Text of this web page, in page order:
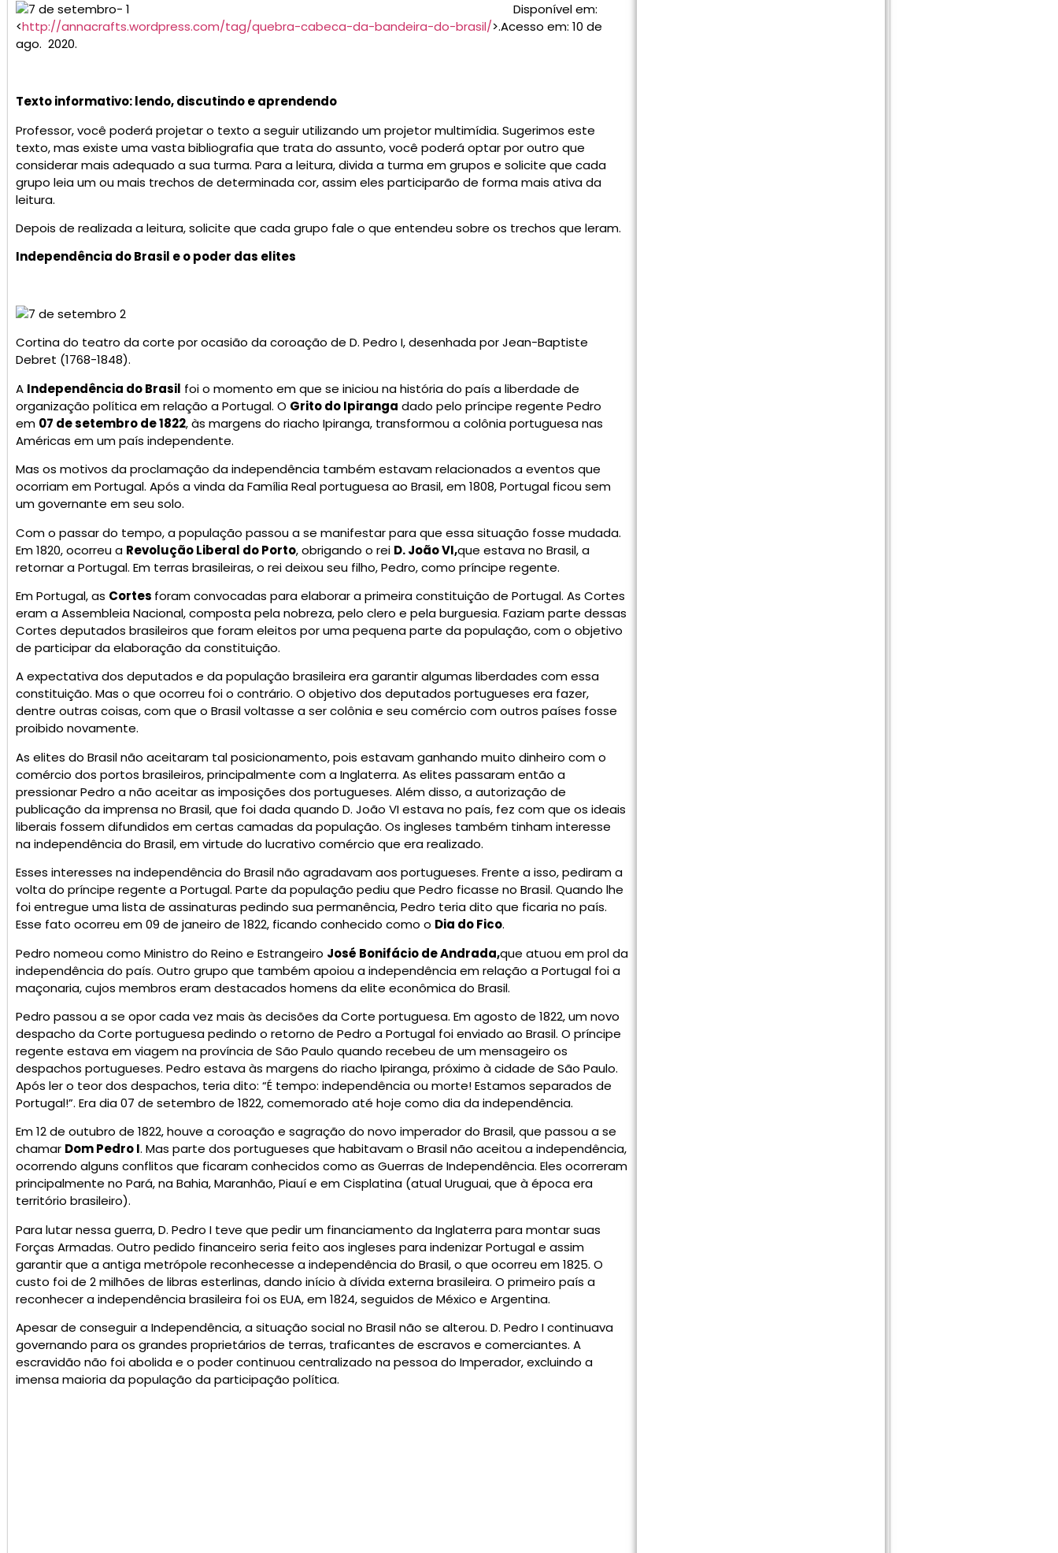
Disponível em:
<http://annacrafts.wordpress.com/tag/quebra-cabeca-da-bandeira-do-brasil/>.Acesso em: 10 de
ago. 2020.
Texto informativo: lendo, discutindo e aprendendo
Professor, você poderá projetar o texto a seguir utilizando um projetor multimídia. Sugerimos este
texto, mas existe uma vasta bibliografia que trata do assunto, você poderá optar por outro que
considerar mais adequado a sua turma. Para a leitura, divida a turma em grupos e solicite que cada
grupo leia um ou mais trechos de determinada cor, assim eles participarão de forma mais ativa da
leitura.
Depois de realizada a leitura, solicite que cada grupo fale o que entendeu sobre os trechos que leram.
Independência do Brasil e o poder das elites
Cortina do teatro da corte por ocasião da coroação de D. Pedro I, desenhada por Jean-Baptiste
Debret (1768-1848).
A Independência do Brasil foi o momento em que se iniciou na história do país a liberdade de
organização política em relação a Portugal. O Grito do Ipiranga dado pelo príncipe regente Pedro
em 07 de setembro de 1822, às margens do riacho Ipiranga, transformou a colônia portuguesa nas
Américas em um país independente.
Mas os motivos da proclamação da independência também estavam relacionados a eventos que
ocorriam em Portugal. Após a vinda da Família Real portuguesa ao Brasil, em 1808, Portugal ficou sem
um governante em seu solo.
Com o passar do tempo, a população passou a se manifestar para que essa situação fosse mudada.
Em 1820, ocorreu a Revolução Liberal do Porto, obrigando o rei D. João VI,que estava no Brasil, a
retornar a Portugal. Em terras brasileiras, o rei deixou seu filho, Pedro, como príncipe regente.
Em Portugal, as Cortes foram convocadas para elaborar a primeira constituição de Portugal. As Cortes
eram a Assembleia Nacional, composta pela nobreza, pelo clero e pela burguesia. Faziam parte dessas
Cortes deputados brasileiros que foram eleitos por uma pequena parte da população, com o objetivo
de participar da elaboração da constituição.
A expectativa dos deputados e da população brasileira era garantir algumas liberdades com essa
constituição. Mas o que ocorreu foi o contrário. O objetivo dos deputados portugueses era fazer,
dentre outras coisas, com que o Brasil voltasse a ser colônia e seu comércio com outros países fosse
proibido novamente.
As elites do Brasil não aceitaram tal posicionamento, pois estavam ganhando muito dinheiro com o
comércio dos portos brasileiros, principalmente com a Inglaterra. As elites passaram então a
pressionar Pedro a não aceitar as imposições dos portugueses. Além disso, a autorização de
publicação da imprensa no Brasil, que foi dada quando D. João VI estava no país, fez com que os ideais
liberais fossem difundidos em certas camadas da população. Os ingleses também tinham interesse
na independência do Brasil, em virtude do lucrativo comércio que era realizado.
Esses interesses na independência do Brasil não agradavam aos portugueses. Frente a isso, pediram a
volta do príncipe regente a Portugal. Parte da população pediu que Pedro ficasse no Brasil. Quando lhe
foi entregue uma lista de assinaturas pedindo sua permanência, Pedro teria dito que ficaria no país.
Esse fato ocorreu em 09 de janeiro de 1822, ficando conhecido como o Dia do Fico.
Pedro nomeou como Ministro do Reino e Estrangeiro José Bonifácio de Andrada,que atuou em prol da
independência do país. Outro grupo que também apoiou a independência em relação a Portugal foi a
maçonaria, cujos membros eram destacados homens da elite econômica do Brasil.
Pedro passou a se opor cada vez mais às decisões da Corte portuguesa. Em agosto de 1822, um novo
despacho da Corte portuguesa pedindo o retorno de Pedro a Portugal foi enviado ao Brasil. O príncipe
regente estava em viagem na província de São Paulo quando recebeu de um mensageiro os
despachos portugueses. Pedro estava às margens do riacho Ipiranga, próximo à cidade de São Paulo.
Após ler o teor dos despachos, teria dito: “É tempo: independência ou morte! Estamos separados de
Portugal!”. Era dia 07 de setembro de 1822, comemorado até hoje como dia da independência.
Em 12 de outubro de 1822, houve a coroação e sagração do novo imperador do Brasil, que passou a se
chamar Dom Pedro I. Mas parte dos portugueses que habitavam o Brasil não aceitou a independência,
ocorrendo alguns conflitos que ficaram conhecidos como as Guerras de Independência. Eles ocorreram
principalmente no Pará, na Bahia, Maranhão, Piauí e em Cisplatina (atual Uruguai, que à época era
território brasileiro).
Para lutar nessa guerra, D. Pedro I teve que pedir um financiamento da Inglaterra para montar suas
Forças Armadas. Outro pedido financeiro seria feito aos ingleses para indenizar Portugal e assim
garantir que a antiga metrópole reconhecesse a independência do Brasil, o que ocorreu em 1825. O
custo foi de 2 milhões de libras esterlinas, dando início à dívida externa brasileira. O primeiro país a
reconhecer a independência brasileira foi os EUA, em 1824, seguidos de México e Argentina.
Apesar de conseguir a Independência, a situação social no Brasil não se alterou. D. Pedro I continuava
governando para os grandes proprietários de terras, traficantes de escravos e comerciantes. A
escravidão não foi abolida e o poder continuou centralizado na pessoa do Imperador, excluindo a
imensa maioria da população da participação política.